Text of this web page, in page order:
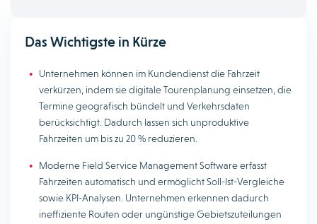
Das Wichtigste in Kürze
Unternehmen können im Kundendienst die Fahrzeit
verkürzen, indem sie digitale Tourenplanung einsetzen, die
Termine geografisch bündelt und Verkehrsdaten
berücksichtigt. Dadurch lassen sich unproduktive
Fahrzeiten um bis zu 20 % reduzieren.
Moderne Field Service Management Software erfasst
Fahrzeiten automatisch und ermöglicht Soll-Ist-Vergleiche
sowie KPI-Analysen. Unternehmen erkennen dadurch
ineffiziente Routen oder ungünstige Gebietszuteilungen